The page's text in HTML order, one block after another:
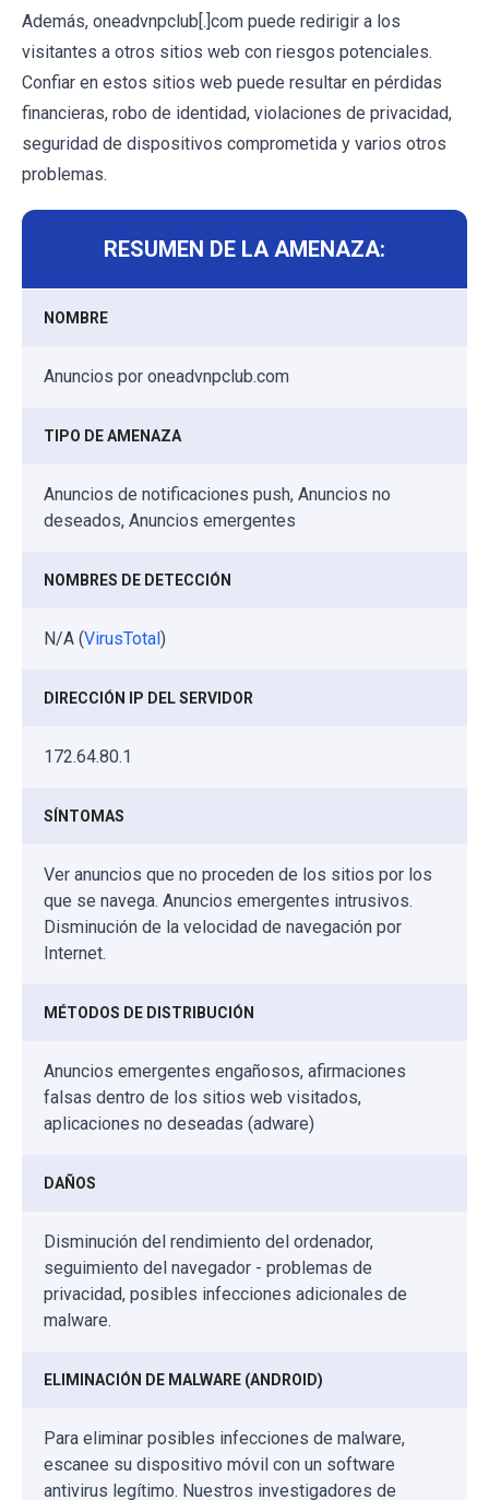
Además, oneadvnpclub[.]com puede redirigir a los
visitantes a otros sitios web con riesgos potenciales.
Confiar en estos sitios web puede resultar en pérdidas
financieras, robo de identidad, violaciones de privacidad,
seguridad de dispositivos comprometida y varios otros
problemas.
RESUMEN DE LA AMENAZA:
NOMBRE
Anuncios por oneadvnpclub.com
TIPO DE AMENAZA
Anuncios de notificaciones push, Anuncios no
deseados, Anuncios emergentes
NOMBRES DE DETECCIÓN
N/A (VirusTotal)
DIRECCIÓN IP DEL SERVIDOR
172.64.80.1
SÍNTOMAS
Ver anuncios que no proceden de los sitios por los
que se navega. Anuncios emergentes intrusivos.
Disminución de la velocidad de navegación por
Internet.
MÉTODOS DE DISTRIBUCIÓN
Anuncios emergentes engañosos, afirmaciones
falsas dentro de los sitios web visitados,
aplicaciones no deseadas (adware)
DAÑOS
Disminución del rendimiento del ordenador,
seguimiento del navegador - problemas de
privacidad, posibles infecciones adicionales de
malware.
ELIMINACIÓN DE MALWARE (ANDROID)
Para eliminar posibles infecciones de malware,
escanee su dispositivo móvil con un software
antivirus legítimo. Nuestros investigadores de